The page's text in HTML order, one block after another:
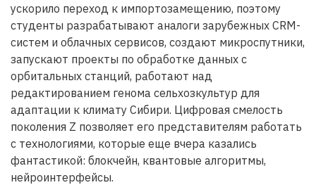
ускорило переход к импортозамещению, поэтому
студенты разрабатывают аналоги зарубежных CRM-
систем и облачных сервисов, создают микроспутники,
запускают проекты по обработке данных с
орбитальных станций, работают над
редактированием генома сельхозкультур для
адаптации к климату Сибири. Цифровая смелость
поколения Z позволяет его представителям работать
с технологиями, которые еще вчера казались
фантастикой: блокчейн, квантовые алгоритмы,
нейроинтерфейсы.